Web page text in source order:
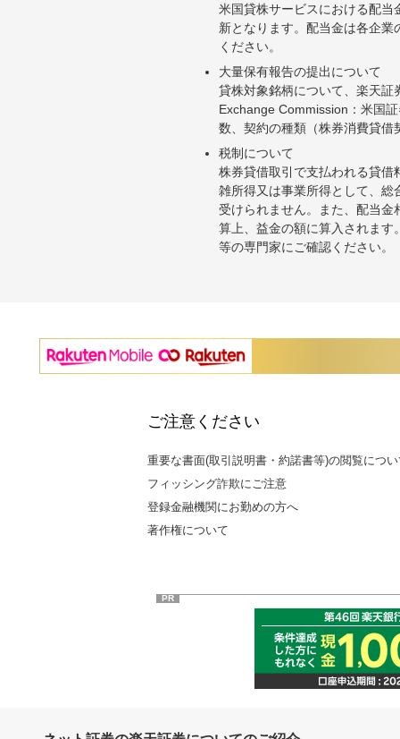
米国貸株サービスにおける配当
新となります。配当金は各企
ください。
大量保有報告の提出について
貸株対象銘柄について、楽天
Exchange Commission：米国
数、契約の種類（株券消費貸
税制について
株券貸借取引で支払われる貸
雑所得又は事業所得として、
受けられません。また、配当
算上、益金の額に算入されま
等の専門家にご確認ください。
ご注意ください
重要な書面(取引説明書・約諾書等)の閲覧につ
フィッシング詐欺にご注意
登録金融機関にお勤めの方へ
著作権について
PR